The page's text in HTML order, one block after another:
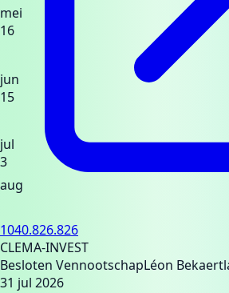
mei
16
jun
15
jul
3
aug
1040.826.826
CLEMA-INVEST
Besloten VennootschapLéon
31 jul 2026